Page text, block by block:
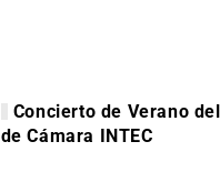
Concierto de Verano
de Cámara INTEC